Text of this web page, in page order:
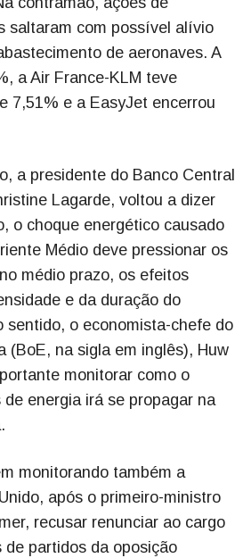
saltaram com possível alívio
de aeronaves. A
a Air France-KLM teve
7,51% e a EasyJet encerrou
a presidente do Banco Central
Lagarde, voltou a dizer
o choque energético causado
Médio deve pressionar os
médio prazo, os efeitos
e da duração do
sentido, o economista-chefe do
(BoE, na sigla em inglês), Huw
monitorar como o
energia irá se propagar na
monitorando também a
após o primeiro-ministro
recusar renunciar ao cargo
de partidos da oposição